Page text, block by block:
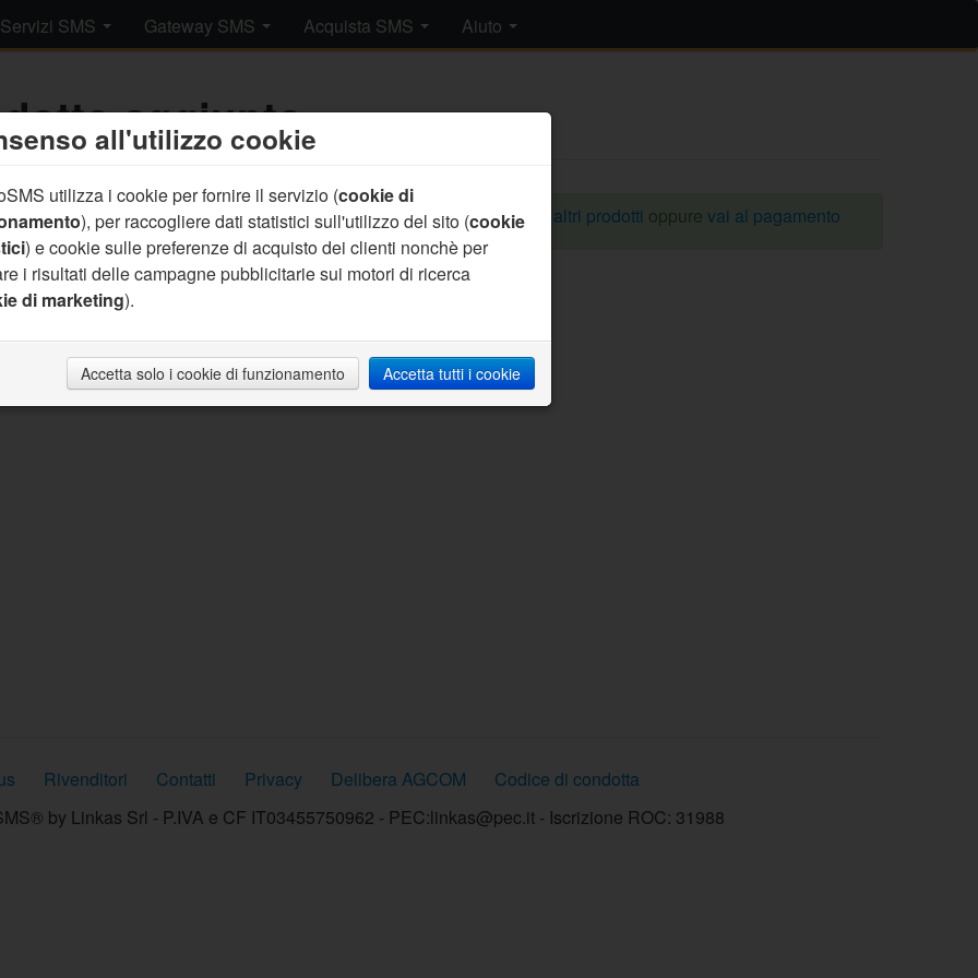
Servizi SMS Gateway SMS Acquista SMS Aiuto
all'utilizzo cookie
utilizza i cookie per fornire il servizio (cookie di
), per raccogliere dati statistici sull'utilizzo del sito (cookie
) e cookie sulle preferenze di acquisto dei clienti nonchè per
i risultati delle campagne pubblicitarie sui motori di ricerca
di marketing).
Accetta solo i cookie di funzionamento Accetta tutti i cookie
aggiunto.
aggiunto un prodotto al tuo carrello.clicca qui per comprare altri prodotti oppure vai al pagamento
Rivenditori Contatti Privacy Delibera AGCOM
Codice di condotta
by Linkas Srl - P.IVA e CF IT03455750962 - PEC:linkas@pec.it - Iscrizione ROC: 31988